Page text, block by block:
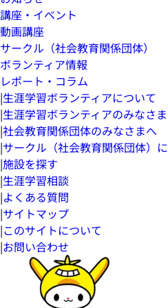
講座・イベント
動画講座
サークル（社会教育関係団体）
ボランティア情報
レポート・コラム
|生涯学習ボランティアについて
|生涯学習ボランティアのみなさ
|社会教育関係団体のみなさまへ
|サークル（社会教育関係団体）
|施設を探す
|生涯学習相談
|よくある質問
|サイトマップ
|このサイトについて
|お問い合わせ